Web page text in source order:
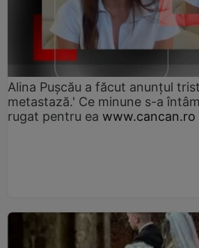
Alina Pușcău a făcut anunțul
metastază.' Ce minune s-a
rugat pentru ea www.cancan.ro